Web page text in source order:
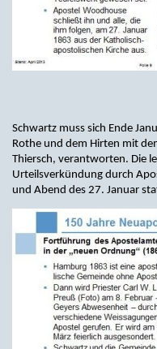
Schwartz muss sich Ende
Rothe und dem Hirten mit
Thiersch, verantworten. Die
Urteilsverkündung durch
und Abend des 27. Januar